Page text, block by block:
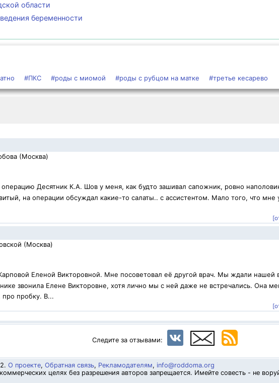
области
беременности
#ПКС #роды с миомой #роды с рубцом на матке #третье кесарево
(Москва)
Десятник К.А. Шов у меня, как будто зашивал сапожник, ровно
на операции обсуждал какие-то салаты.. с ассистентом. Мало того, что мне
(Москва)
Еленой Викторовной. Мне посоветовал её другой врач. Мы ждали нашей
звонила Елене Викторовне, хотя лично мы с ней даже не встречались. Она
про пробку. В...
Следите за отзывами:
О проекте, Обратная связь, Рекламодателям, info@roddoma.org
целях без разрешения авторов запрещается. Имейте совесть - не